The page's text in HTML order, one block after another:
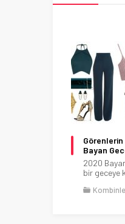
Görenlerin
Bayan
2020
bir geceye